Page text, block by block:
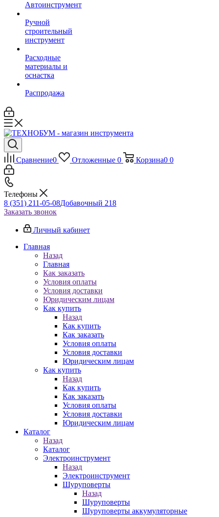
Автоинструмент
Ручной
строительный
инструмент
Расходные
материалы и
оснастка
Распродажа
Сравнение0 Отложенные 0 Корзина0 0
Телефоны
8 (351) 211-05-08Добавочный 218
Заказать звонок
Личный кабинет
Главная
Назад
Главная
Как заказать
Условия оплаты
Условия доставки
Юридическим лицам
Как купить
Назад
Как купить
Как заказать
Условия оплаты
Условия доставки
Юридическим лицам
Как купить
Назад
Как купить
Как заказать
Условия оплаты
Условия доставки
Юридическим лицам
Каталог
Назад
Каталог
Электроинструмент
Назад
Электроинструмент
Шуруповерты
Назад
Шуруповерты
Шуруповерты аккумуляторные